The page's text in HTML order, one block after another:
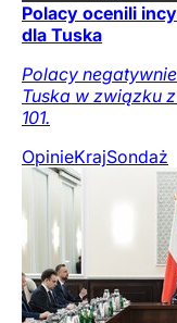
Polacy ocenili
dla Tuska
Polacy
Tuska w związku
101.
OpinieKrajSondaż